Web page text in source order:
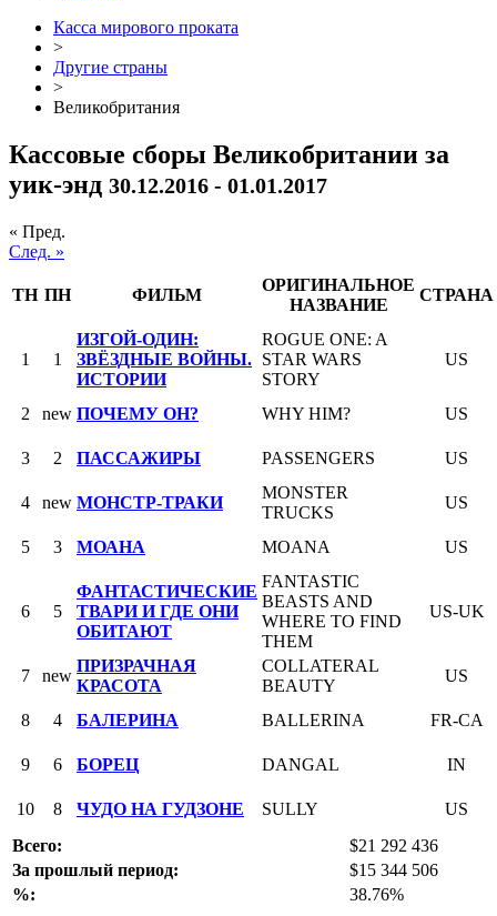
Касса мирового проката
>
Другие страны
>
Великобритания
Кассовые сборы Великобритании за
уик-энд 30.12.2016 - 01.01.2017
« Пред.
След. »
ТН ПН ФИЛЬМ
ОРИГИНАЛЬНОЕ
НАЗВАНИЕ
СТРАНА
1 1
ИЗГОЙ-ОДИН:
ЗВЁЗДНЫЕ ВОЙНЫ.
ИСТОРИИ
ROGUE ONE: A
STAR WARS
STORY
US
2 new ПОЧЕМУ ОН? WHY HIM? US
3 2 ПАССАЖИРЫ PASSENGERS US
4 new МОНСТР-ТРАКИ
MONSTER
TRUCKS
US
5 3 МОАНА MOANA US
6 5
ФАНТАСТИЧЕСКИЕ
ТВАРИ И ГДЕ ОНИ
ОБИТАЮТ
FANTASTIC
BEASTS AND
WHERE TO FIND
THEM
US-UK
7 new
ПРИЗРАЧНАЯ
КРАСОТА
COLLATERAL
BEAUTY
US
8 4 БАЛЕРИНА BALLERINA FR-CA
9 6 БОРЕЦ DANGAL IN
10 8 ЧУДО НА ГУДЗОНЕ SULLY
US
Всего:
$21 292 436
За прошлый период:
$15 344 506
%:
38.76%